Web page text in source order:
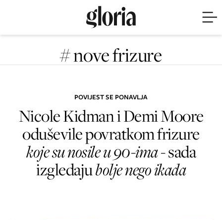
# nove frizure
POVIJEST SE PONAVLJA
Nicole Kidman i Demi Moore
oduševile povratkom frizure
koje su nosile u 90-ima -sada
izgledajubolje nego ikada